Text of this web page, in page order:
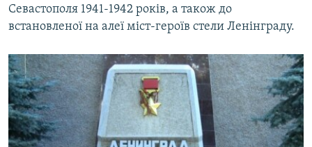
Севастополя 1941-1942 років, а також до
встановленої на алеї міст-героїв стели Ленінграду.